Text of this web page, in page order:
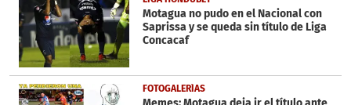
Motagua no pudo en el Nacional con
Saprissa y se queda sin título de Liga
Concacaf
FOTOGALERÍAS